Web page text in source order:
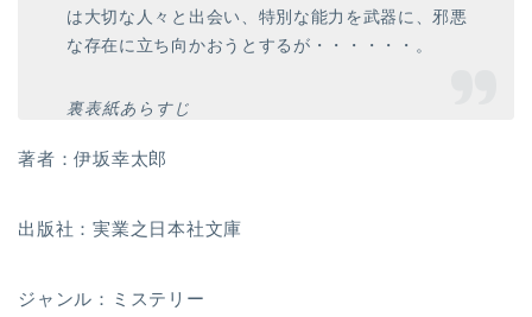
は大切な人々と出会い、特別な能力を武器に、邪悪
な存在に立ち向かおうとするが・・・・・・。
裏表紙あらすじ
著者：伊坂幸太郎
出版社：実業之日本社文庫
ジャンル：ミステリー